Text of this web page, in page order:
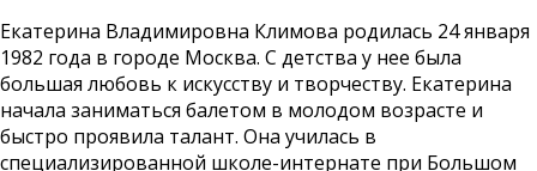
Екатерина Владимировна Климова родилась 24 января
1982 года в городе Москва. С детства у нее была
большая любовь к искусству и творчеству. Екатерина
начала заниматься балетом в молодом возрасте и
быстро проявила талант. Она училась в
специализированной школе-интернате при Большом